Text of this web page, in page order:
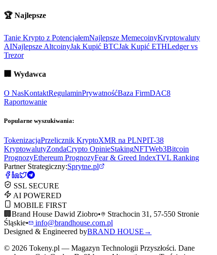
🏆 Najlepsze
Tanie Krypto z PotencjałemNajlepsze MemecoinyKryptowaluty
AINajlepsze AltcoinyJak Kupić BTCJak Kupić ETHLedger vs
Trezor
🏢 Wydawca
O NasKontaktRegulaminPrywatnośćBaza FirmDAC8
Raportowanie
Popularne wyszukiwania:
TokenizacjaPrzelicznik KryptoXMR na PLNPIT-38
KryptowalutyZondaCrypto OpinieStakingNFTWeb3Bitcoin
PrognozyEthereum PrognozyFear & Greed IndexTVL Ranking
Partner Strategiczny:Sprytne.pl
SSL SECURE
AI POWERED
MOBILE FIRST
🏢 Brand House Dawid Ziobro•
Strachocin 31, 57-550 Stronie
Śląskie•
info@brandhouse.com.pl
Designed & Engineered byBRAND HOUSE →
© 2026 Tokeny.pl — Magazyn Technologii Przyszłości. Dane